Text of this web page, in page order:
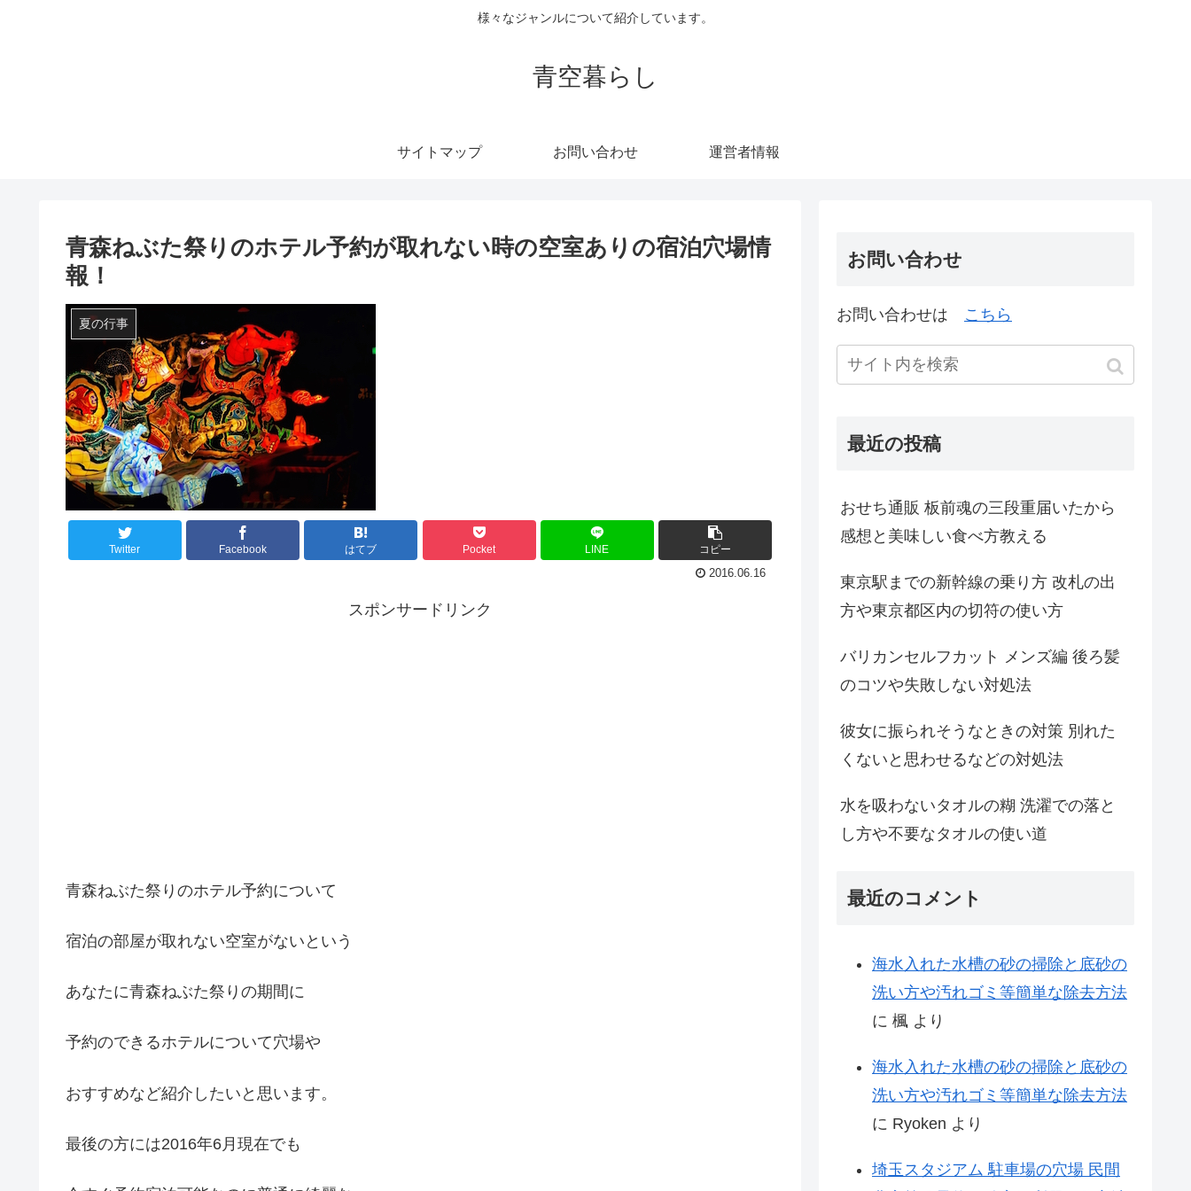
様々なジャンルについて紹介しています。
青空暮らし
サイトマップ お問い合わせ 運営者情報
青森ねぶた祭りのホテル予約が取れない時の空室ありの宿泊穴場情
報！
夏の行事
Twitter Facebook はてブ Pocket LINE
コピー
2016.06.16
スポンサードリンク
青森ねぶた祭りのホテル予約について
宿泊の部屋が取れない空室がないという
あなたに青森ねぶた祭りの期間に
予約のできるホテルについて穴場や
おすすめなど紹介したいと思います。
最後の方には2016年6月現在でも
お問い合わせ
お問い合わせは こちら
最近の投稿
おせち通販 板前魂の三段重届いたから
感想と美味しい食べ方教える
東京駅までの新幹線の乗り方 改札の出
方や東京都区内の切符の使い方
バリカンセルフカット メンズ編 後ろ髪
のコツや失敗しない対処法
彼女に振られそうなときの対策 別れた
くないと思わせるなどの対処法
水を吸わないタオルの糊 洗濯での落と
し方や不要なタオルの使い道
最近のコメント
海水入れた水槽の砂の掃除と底砂の
洗い方や汚れゴミ等簡単な除去方法
に 楓 より
海水入れた水槽の砂の掃除と底砂の
洗い方や汚れゴミ等簡単な除去方法
に Ryoken より
埼玉スタジアム 駐車場の穴場 民間